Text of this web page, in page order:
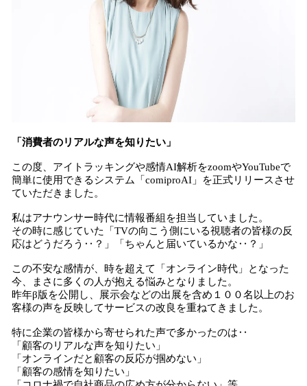
「消費者のリアルな声を知りたい」
この度、アイトラッキングや感情AI解析をzoomやYouTubeで
簡単に使用できるシステム「comiproAI」を正式リリースさせ
ていただきました。
私はアナウンサー時代に情報番組を担当していました。
その時に感じていた「TVの向こう側にいる視聴者の皆様の反
応はどうだろう‥？」「ちゃんと届いているかな‥？」
この不安な感情が、時を超えて「オンライン時代」となった
今、まさに多くの人が抱える悩みとなりました。
昨年β版を公開し、展示会などの出展を含め１００名以上のお
客様の声を反映してサービスの改良を重ねてきました。
特に企業の皆様から寄せられた声で多かったのは‥
「顧客のリアルな声を知りたい」
「オンラインだと顧客の反応が掴めない」
「顧客の感情を知りたい」